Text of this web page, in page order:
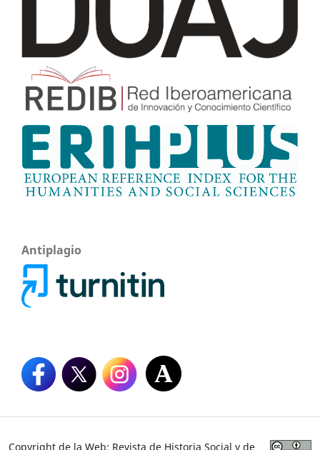
Antiplagio
Copyright de la Web: Revista de Historia Social y de